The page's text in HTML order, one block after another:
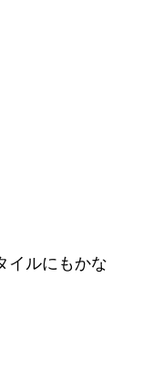
イルにもかな